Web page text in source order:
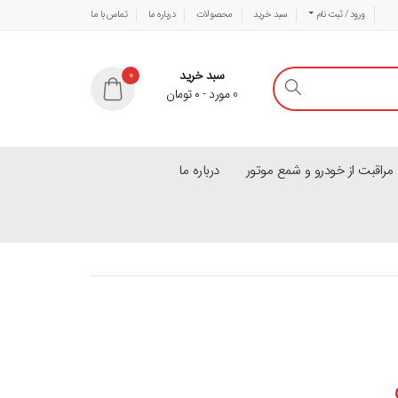
ورود / ثبت نام سبد خرید محصولات درباره ما تماس با ما
0
سبد خرید
0مورد-۰ تومان
از خودرو و شمع موتور درباره ما